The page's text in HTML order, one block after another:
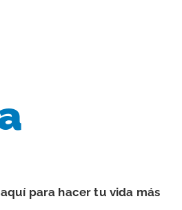
para hacer tu vida más